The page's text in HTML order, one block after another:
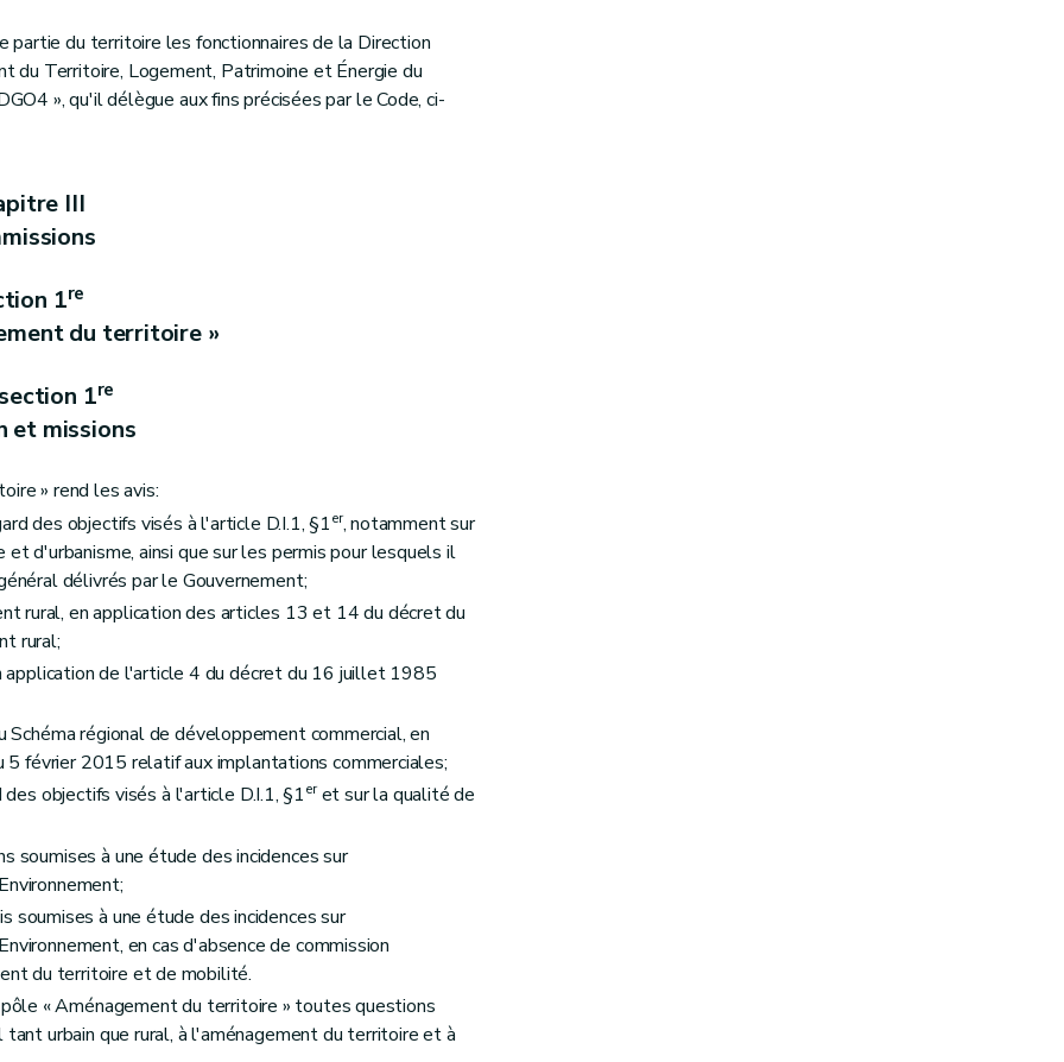
communal
des zones
partie du territoire les fonctionnaires de la Direction
du Territoire, Logement, Patrimoine et Énergie du
», qu'il délègue aux fins précisées par le Code, ci-
III
1re
du territoire »
1re
et missions
» rend les avis:
des objectifs visés à l'article D.I.1, §1er, notamment sur
d'urbanisme, ainsi que sur les permis pour lesquels il
délivrés par le Gouvernement;
rural, en application des articles 13 et 14 du décret du
rural;
application de l'article 4 du décret du 16 juillet 1985
régional de développement commercial, en
février 2015 relatif aux implantations commerciales;
objectifs visés à l'article D.I.1, §1eret sur la qualité de
soumises à une étude des incidences sur
soumises à une étude des incidences sur
en cas d'absence de commission
du territoire et de mobilité.
« Aménagement du territoire » toutes questions
urbain que rural, à l'aménagement du territoire et à